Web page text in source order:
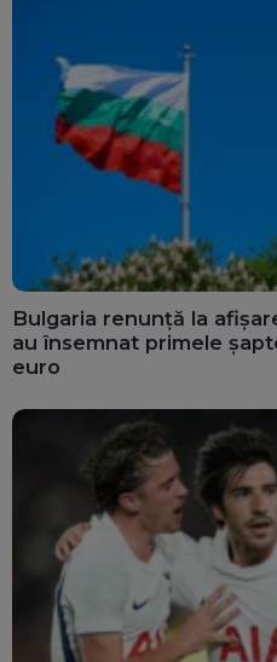
Bulgaria renunță la
au însemnat primele
euro